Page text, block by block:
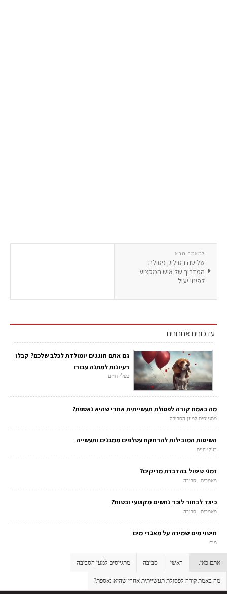
למאמר הבא
שליטה בסילוק פסולת:
המדריך של איש המקצוע
לפינוי יעיל
עדכונים אחרונים
גם אתם חוגגים יומולדת לכלב שלכם? קבלו
רעיונות למתנה עבורו
בעלי חיים
מה באמת קורה לפסולת תעשייתית אחרי שהיא נאספת?
מתגייסים למען הסביבה
השיטות המובילות להרחקת עטלפים ממבנים ותעשייה
בעלי חיים
זמני טיפול בהדברת מזיקים?
מאמרים - סביבה
כיצד לבחור לוכד נחשים מקצועי ובטוח?
מאמרים - סביבה
חיטוי מים שמירה על מאגרי מים
מים
אתם כאן: ראשי סביבה מתגייסים למען הסביבה
מה באמת קורה לפסולת תעשייתית אחרי שהיא נאספת?